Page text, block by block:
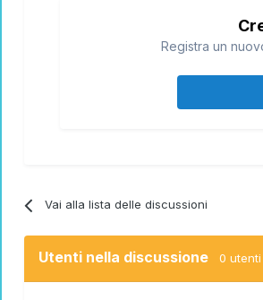
Registra un
Vai alla lista delle discussioni
Utenti nella discussione 0 utenti